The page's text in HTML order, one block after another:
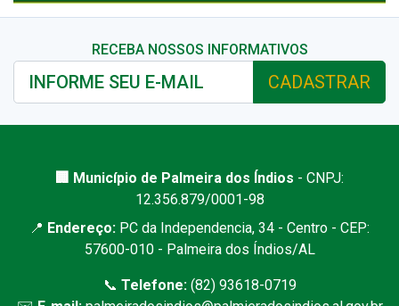
RECEBA NOSSOS INFORMATIVOS
CADASTRAR
🏢 Município de Palmeira dos Índios - CNPJ:
12.356.879/0001-98
📍 Endereço: PC da Independencia, 34 - Centro - CEP:
57600-010 - Palmeira dos Índios/AL
📞 Telefone:(82) 93618-0719